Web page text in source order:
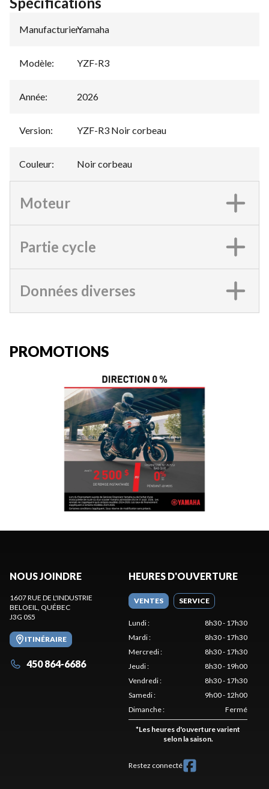
Manufacturier:
Yamaha
Modèle: YZF-R3
Année: 2026
Version: YZF-R3 Noir corbeau
Couleur: Noir corbeau
Moteur
Partie cycle
Données diverses
PROMOTIONS
NOUS JOINDRE
1607 RUE DE L'INDUSTRIE
BELOEIL, QUÉBEC
J3G 0S5
ITINÉRAIRE
450 864-6686
HEURES D'OUVERTURE
VENTES SERVICE
Lundi:
8h30 - 17h30
Mardi:
8h30 - 17h30
Mercredi:
8h30 - 17h30
Jeudi:
8h30 - 19h00
Vendredi:
8h30 - 17h30
Samedi:
9h00 - 12h00
Dimanche: Fermé
*Les heures d'ouverture varient
selon la saison.
Restez connecté